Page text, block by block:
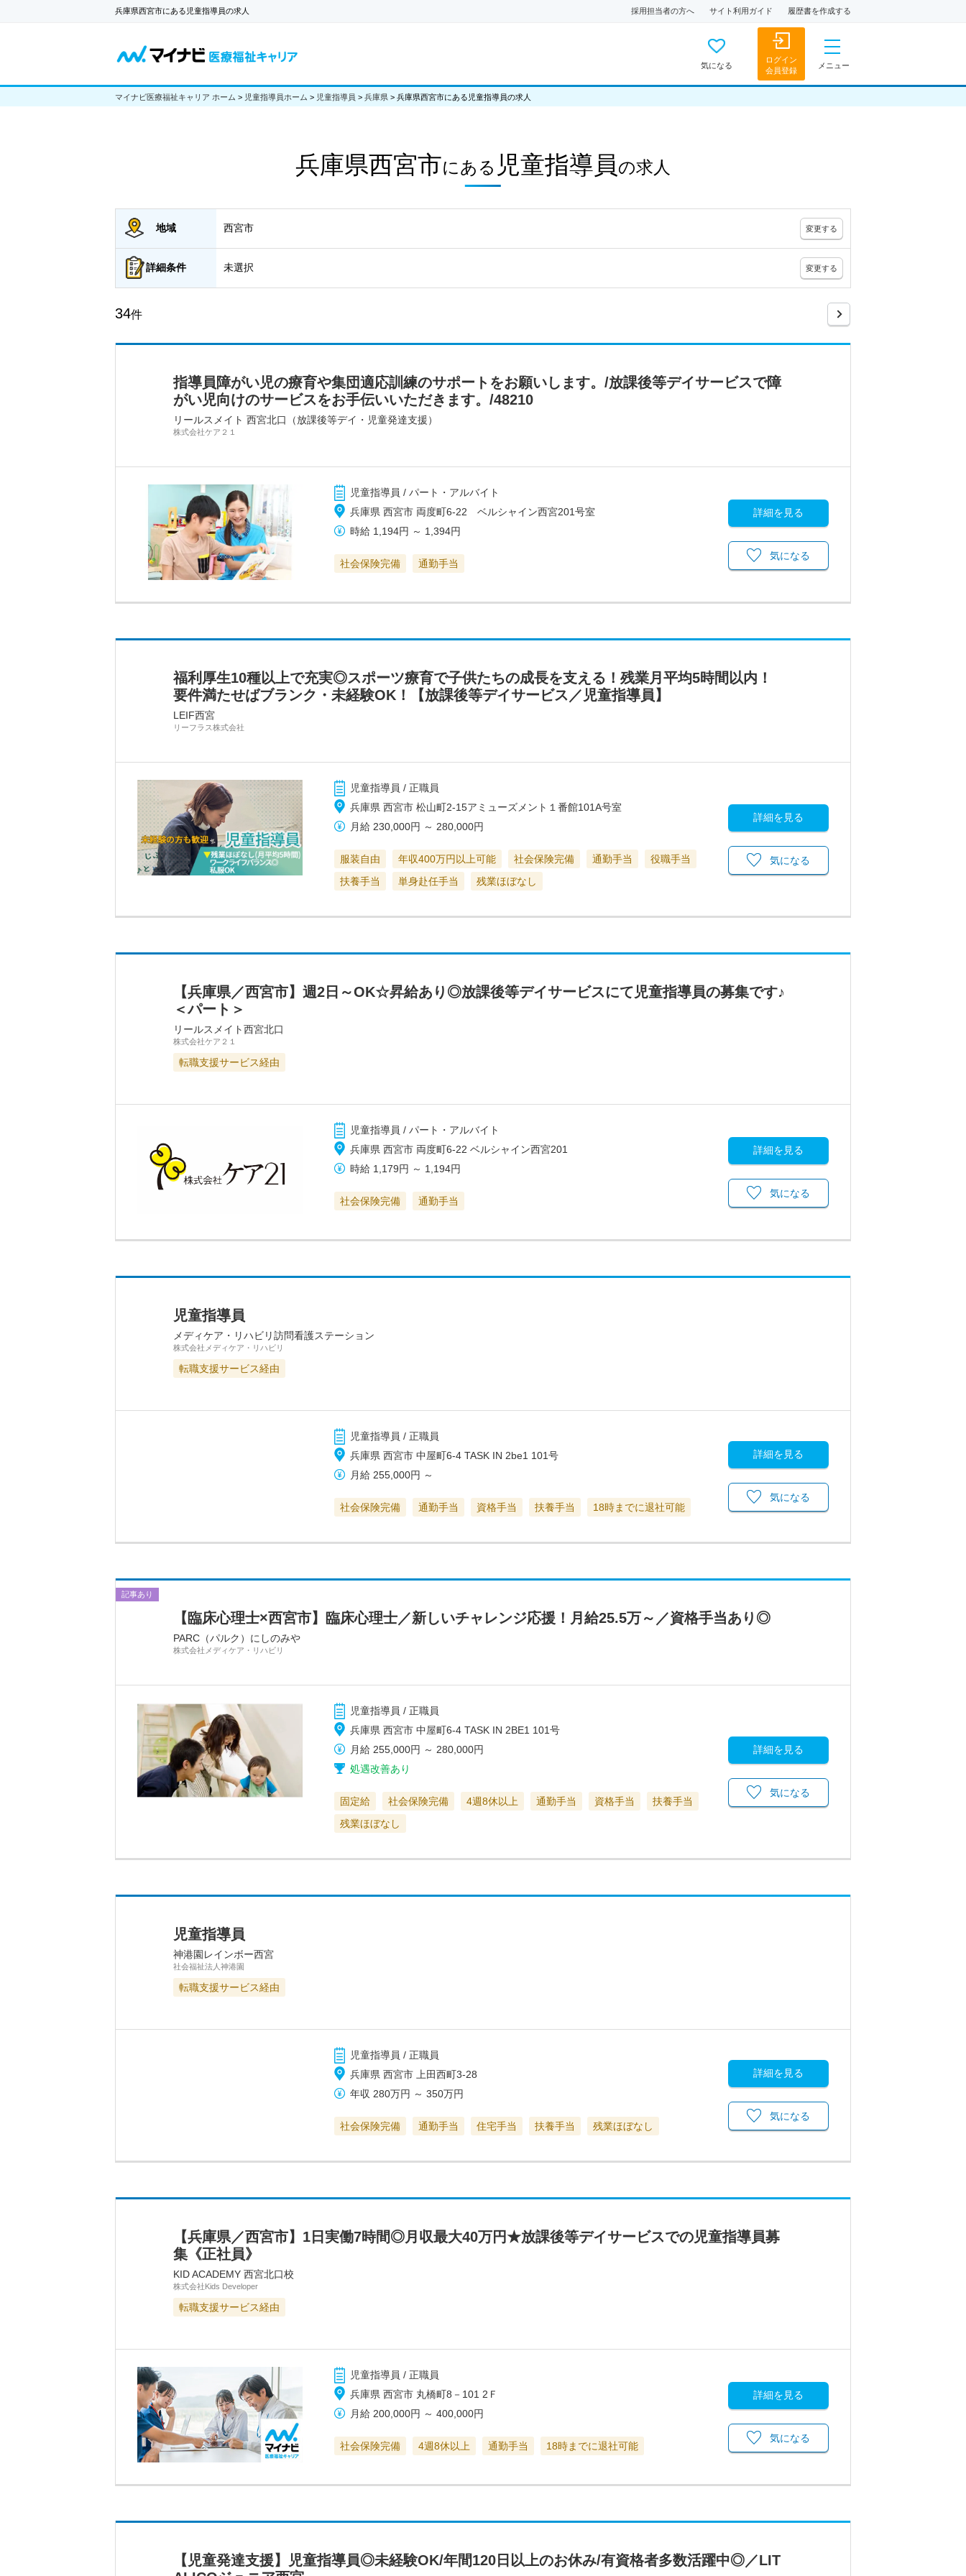
兵庫県西宮市にある児童指導員の求人 採用担当者の方へ サイト利用ガイド 履歴書を作成する
気になる
ログイン
会員登録
メニュー
マイナビ医療福祉キャリア ホーム > 児童指導員ホーム > 児童指導員 > 兵庫県 > 兵庫県西宮市にある児童指導員の求人
兵庫県西宮市にある 児童指導員 の求人
地域 西宮市 変更する
詳細条件 未選択 変更する
34件
指導員障がい児の療育や集団適応訓練のサポートをお願いします。/放課後等デイサービスで障
がい児向けのサービスをお手伝いいただきます。/48210
リールスメイト 西宮北口（放課後等デイ・児童発達支援）
株式会社ケア２１
児童指導員 / パート・アルバイト
兵庫県 西宮市 両度町6-22 ベルシャイン西宮201号室
時給 1,194円 ～ 1,394円
社会保険完備 通勤手当
詳細を見る
気になる
福利厚生10種以上で充実◎スポーツ療育で子供たちの成長を支える！残業月平均5時間以内！
要件満たせばブランク・未経験OK！【放課後等デイサービス／児童指導員】
LEIF西宮
リーフラス株式会社
児童指導員 / 正職員
兵庫県 西宮市 松山町2-15アミューズメント１番館101A号室
月給 230,000円 ～ 280,000円
服装自由 年収400万円以上可能 社会保険完備 通勤手当
役職手当
扶養手当
単身赴任手当 残業ほぼなし
詳細を見る
気になる
【兵庫県／西宮市】週2日～OK☆昇給あり◎放課後等デイサービスにて児童指導員の募集です♪
＜パート＞
リールスメイト西宮北口
株式会社ケア２１
転職支援サービス経由
児童指導員 / パート・アルバイト
兵庫県 西宮市 両度町6-22 ベルシャイン西宮201
時給 1,179円 ～ 1,194円
社会保険完備 通勤手当
詳細を見る
気になる
児童指導員
メディケア・リハビリ訪問看護ステーション
株式会社メディケア・リハビリ
転職支援サービス経由
児童指導員 / 正職員
兵庫県 西宮市 中屋町6-4 TASK IN 2be1 101号
月給 255,000円 ～
社会保険完備 通勤手当 資格手当 扶養手当 18時までに退社可能
詳細を見る
気になる
記事あり
【臨床心理士×西宮市】臨床心理士／新しいチャレンジ応援！月給25.5万～／資格手当あり◎
PARC（パルク）にしのみや
株式会社メディケア・リハビリ
児童指導員 / 正職員
兵庫県 西宮市 中屋町6-4 TASK IN 2BE1 101号
月給 255,000円 ～ 280,000円
処遇改善あり
固定給 社会保険完備 4週8休以上 通勤手当 資格手当
扶養手当
残業ほぼなし
詳細を見る
気になる
児童指導員
神港園レインボー西宮
社会福祉法人神港園
転職支援サービス経由
児童指導員 / 正職員
兵庫県 西宮市 上田西町3-28
年収 280万円 ～350万円
社会保険完備 通勤手当 住宅手当 扶養手当 残業ほぼなし
詳細を見る
気になる
【兵庫県／西宮市】1日実働7時間◎月収最大40万円★放課後等デイサービスでの児童指導員募
集《正社員》
KID ACADEMY 西宮北口校
株式会社Kids Developer
転職支援サービス経由
児童指導員 / 正職員
兵庫県 西宮市 丸橋町8－101 2Ｆ
月給 200,000円 ～400,000円
社会保険完備 4週8休以上 通勤手当 18時までに退社可能
詳細を見る
気になる
【児童発達支援】児童指導員◎未経験OK/年間120日以上のお休み/有資格者多数活躍中◎／LIT